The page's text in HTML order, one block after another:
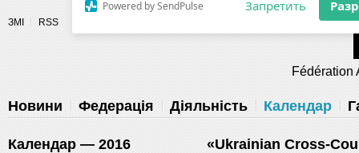
Разрешите сайту fau.ua
уведомления на рабочий стол
ЗМІ RSS
Fédération
Новини Федерація Діяльність Календар
Календар — 2016 «Ukrainian Cross-